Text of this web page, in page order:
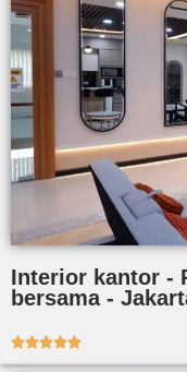
Interior kantor -
bersama -
